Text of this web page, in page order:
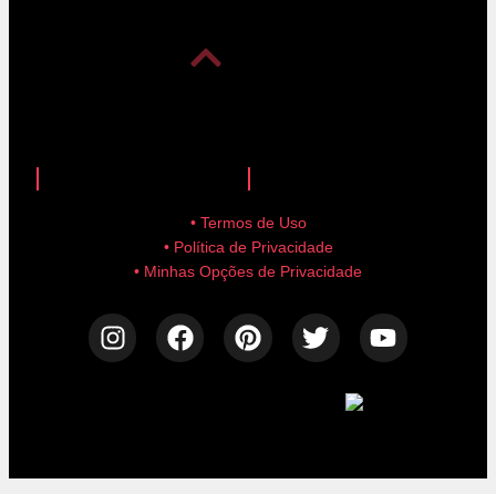
• Termos de Uso
• Política de Privacidade
• Minhas Opções de Privacidade